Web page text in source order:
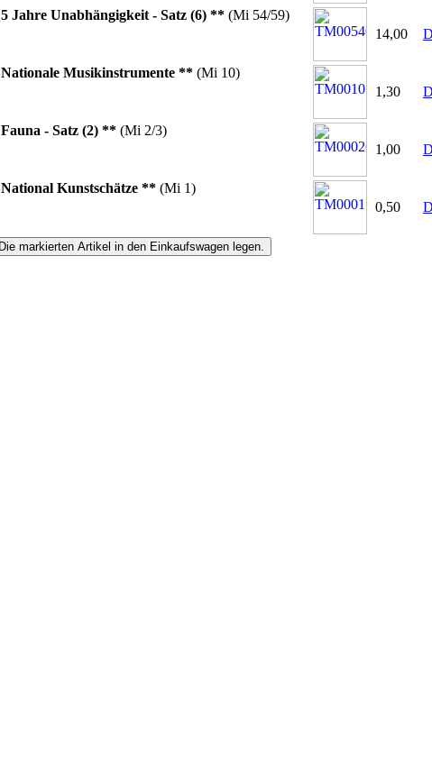
5 Jahre Unabhängigkeit - Satz (6) ** (Mi 54/59)
14,00
Nationale Musikinstrumente ** (Mi 10)
1,30
Fauna - Satz (2) ** (Mi 2/3)
1,00
National Kunstschätze ** (Mi 1)
0,50